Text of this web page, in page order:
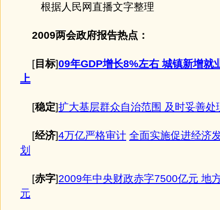
根据人民网直播文字整理
2009两会政府报告热点：
[ 目标]09年GDP增长8%左右 城镇新增就
上
[稳定]扩大基层群众自治范围 及时妥善处
[经济]4万亿严格审计 全面实施促进经济
划
[赤字]2009年中央财政赤字7500亿元 地
元